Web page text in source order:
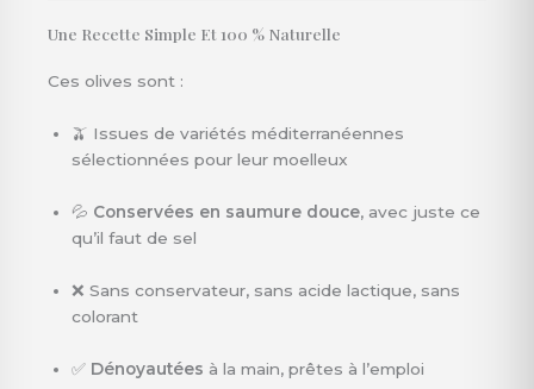
Une Recette Simple Et 100 % Naturelle
Ces olives sont :
🫒 Issues de variétés méditerranéennes
sélectionnées pour leur moelleux
💦 Conservées en saumure douce, avec juste ce
qu’il faut de sel
❌ Sans conservateur, sans acide lactique, sans
colorant
✅ Dénoyautées à la main, prêtes à l’emploi